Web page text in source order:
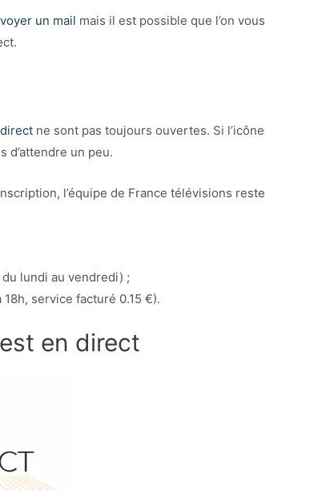
un mail mais il est possible que l’on vous
ne sont pas toujours ouvertes. Si l’icône
d’attendre un peu.
l’équipe de France télévisions reste
lundi au vendredi) ;
service facturé 0.15 €).
en direct